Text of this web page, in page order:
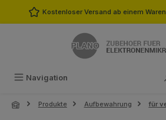
Zum Hauptinhalt springen
Kostenloser Versand ab einem
Navigation
Produkte Aufbewahrung für